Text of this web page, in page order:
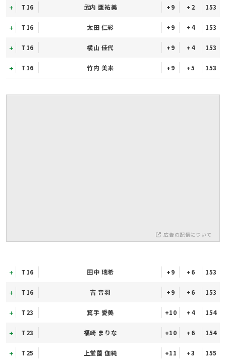
T16 武内 亜祐美 +9 +2 153
T16 太田 仁彩 +9 +4 153
T16 横山 佳代 +9 +4 153
T16 竹内 美来 +9 +5 153
広告の配信について
T16 田中 瑞希 +9 +6 153
T16 吉 音羽 +9 +6 153
T23 箕手 愛美 +10 +4 154
T23 福崎 まりな +10 +6 154
T25 上堂薗 伽純 +11 +3 155